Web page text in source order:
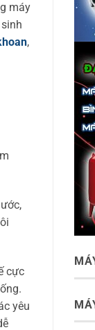
máy
,
cực
yêu